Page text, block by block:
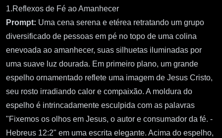
1.Reflexos de Fé ao Amanhecer
Prompt: Uma cena serena e etérea retratando um grupo
diversificado de pessoas em pé no topo de uma colina
enevoada ao amanhecer, suas silhuetas iluminadas por
uma suave luz dourada. Em primeiro plano, um grande
espelho ornamentado reflete uma imagem de Jesus Cristo,
seu rosto irradiando calor e compaixão. A moldura do
espelho é intrincadamente esculpida com as palavras
"Fixemos os olhos em Jesus, o autor e consumador da fé. -
Hebreus 12:2" em uma escrita elegante. Acima do espelho,